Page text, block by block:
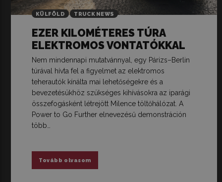
KÜLFÖLD TRUCK NEWS
EZER KILOMÉTERES TÚRA
ELEKTROMOS VONTATÓKKAL
Nem mindennapi mutatvánnyal, egy Párizs–Berlin
túrával hívta fel a figyelmet az elektromos
teherautók kínálta mai lehetőségekre és a
bevezetésükhöz szükséges kihívásokra az iparági
összefogásként létrejött Milence töltőhálózat. A
Power to Go Further elnevezésű demonstráción
több…
Tovább olvasom